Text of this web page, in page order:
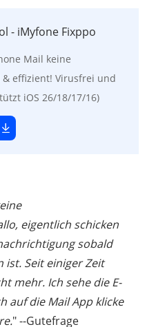
- iMyfone Fixppo
Mail keine
effizient! Virusfrei und
iOS 26/18/17/16)
eigentlich schicken
sobald
ist. Seit einiger Zeit
mehr. Ich sehe die E-
auf die Mail App klicke
" --Gutefrage